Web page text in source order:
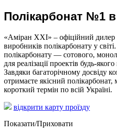
Полікарбонат №1 в
«Аміран XXI» – офіційний дилер
виробників полікарбонату у
полікарбонату — сотового,
для реалізації проектів будь-
Завдяки багаторічному досвіду
отримаєте якісний
короткий термін по всій Україні.
відкрити карту проїзду
Показати/Приховати